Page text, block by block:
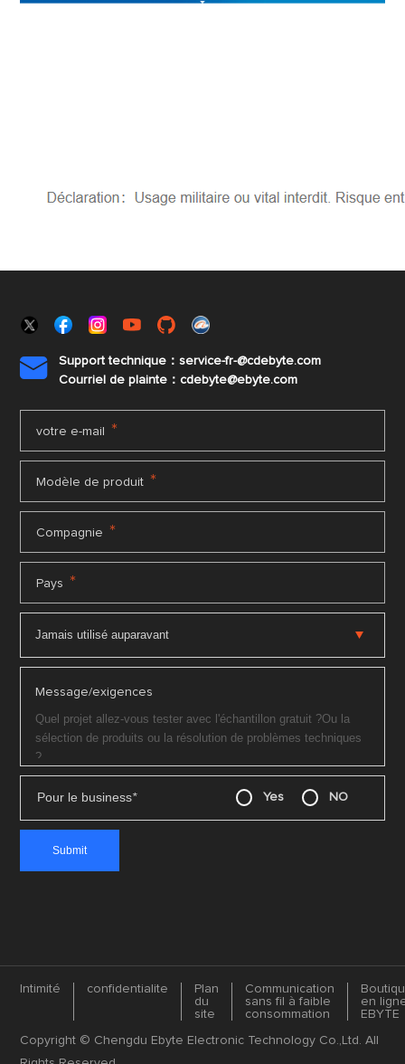

Support technique：service-fr-@cdebyte.com
Courriel de plainte：cdebyte@ebyte.com
votre e-mail *
Modèle de produit *
Compagnie *
Pays *
Message/exigences
Pour le business* Yes NO
Intimité confidentialite
Plan
du
site
Communication
sans fil à faible
consommation
en
EBYTE
Copyright © Chengdu Ebyte Electronic Technology Co.,Ltd. All